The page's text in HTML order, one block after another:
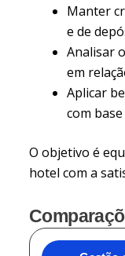
Manter
e de
Analisar
em
Aplicar
com
O objetivo é
hotel com a